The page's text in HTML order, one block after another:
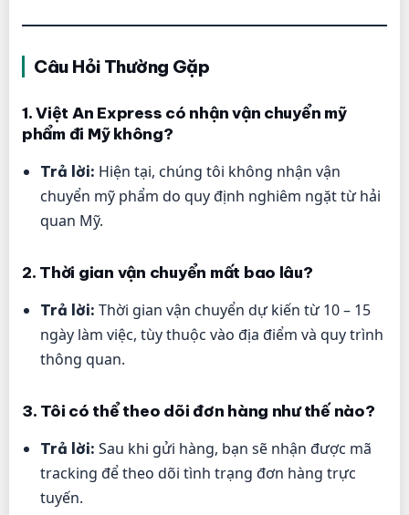
Câu Hỏi Thường Gặp
1. Việt An Express có nhận vận chuyển mỹ
phẩm đi Mỹ không?
Trả lời: Hiện tại, chúng tôi không nhận vận
chuyển mỹ phẩm do quy định nghiêm ngặt từ hải
quan Mỹ.
2. Thời gian vận chuyển mất bao lâu?
Trả lời: Thời gian vận chuyển dự kiến từ 10 – 15
ngày làm việc, tùy thuộc vào địa điểm và quy trình
thông quan.
3. Tôi có thể theo dõi đơn hàng như thế nào?
Trả lời: Sau khi gửi hàng, bạn sẽ nhận được mã
tracking để theo dõi tình trạng đơn hàng trực
tuyến.